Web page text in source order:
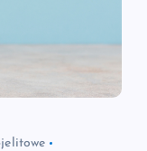
jelitowe